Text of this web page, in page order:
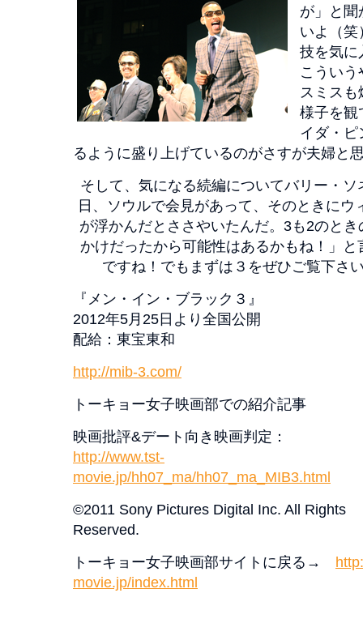
が」と聞
いよ（笑
技を気に
こうい
スミス
様子を観
イダ・
るように盛り上げているのがさすが夫婦と
そして、気になる続編についてバリー・
日、ソウルで会見があって、そのときにウ
が浮かんだとささやいたんだ。3も2のと
かけだったから可能性はあるかもね！」
ですね！でもまずは３をぜひご覧下さ
『メン・イン・ブラック３』
2012年5月25日より全国公開
配給：東宝東和
http://mib-3.com/
トーキョー女子映画部での紹介記事
映画批評&デート向き映画判定：
http://www.tst-
movie.jp/hh07_ma/hh07_ma_MIB3.html
©2011 Sony Pictures Digital Inc. All Rights
Reserved.
トーキョー女子映画部サイトに戻る→
movie.jp/index.html